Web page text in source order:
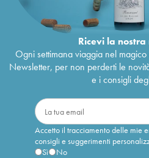
Ricevi la
Ogni settimana viaggia nel
Newsletter, per non perderti le
e i consigli
Accetto il tracciamento delle mie
consigli e suggerimenti
Sì
No